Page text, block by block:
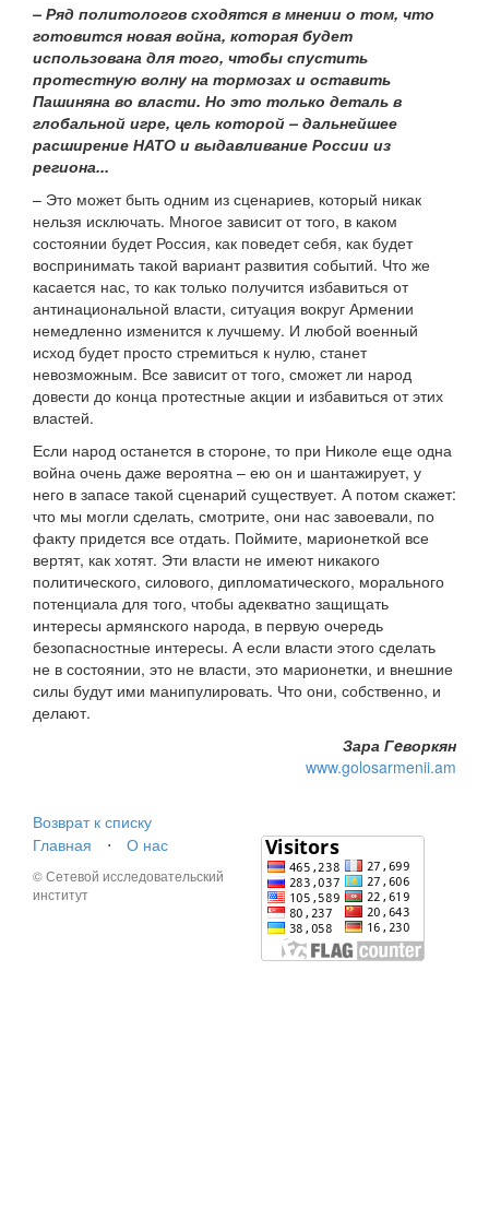
– Ряд политологов сходятся в мнении о том, что
готовится новая война, которая будет
использована для того, чтобы спустить
протестную волну на тормозах и оставить
Пашиняна во власти. Но это только деталь в
глобальной игре, цель которой – дальнейшее
расширение НАТО и выдавливание России из
региона...
– Это может быть одним из сценариев, который никак
нельзя исключать. Многое зависит от того, в каком
состоянии будет Россия, как поведет себя, как будет
воспринимать такой вариант развития событий. Что же
касается нас, то как только получится избавиться от
антинациональной власти, ситуация вокруг Армении
немедленно изменится к лучшему. И любой военный
исход будет просто стремиться к нулю, станет
невозможным. Все зависит от того, сможет ли народ
довести до конца протестные акции и избавиться от этих
властей.
Если народ останется в стороне, то при Николе еще одна
война очень даже вероятна – ею он и шантажирует, у
него в запасе такой сценарий существует. А потом скажет:
что мы могли сделать, смотрите, они нас завоевали, по
факту придется все отдать. Поймите, марионеткой все
вертят, как хотят. Эти власти не имеют никакого
политического, силового, дипломатического, морального
потенциала для того, чтобы адекватно защищать
интересы армянского народа, в первую очередь
безопасностные интересы. А если власти этого сделать
не в состоянии, это не власти, это марионетки, и внешние
силы будут ими манипулировать. Что они, собственно, и
делают.
Зара Гeворкян
www.golosarmenii.am
Возврат к списку
Главная
⋅ О нас
© Сетевой исследовательский
институт